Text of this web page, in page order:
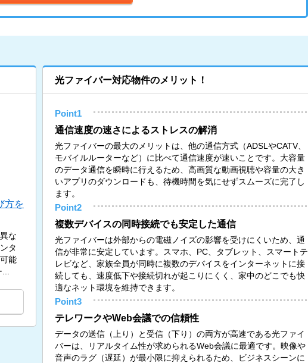
方を
な
タ
能
光ファイバー対応物件のメリット！
Point1
通信速度の速さによるストレスの解消
光ファイバーの最大のメリットは、他の通信方式（ADSLやCATV、
モバイルルーターなど）に比べて通信速度が速いことです。大容量
のデータ通信を瞬時に行えるため、高画質な動画視聴や容量の大き
いアプリのダウンロードも、待機時間を気にせずスムーズに完了し
ます。
Point2
複数デバイスの同時接続でも安定した通信
光ファイバーは外部からの電磁ノイズの影響を受けにくいため、通
信が非常に安定しています。スマホ、PC、タブレット、スマートテ
レビなど、家族全員が同時に複数のデバイスをインターネットに接
続しても、速度低下や接続切れが起こりにくく、家中のどこでも快
適なネット環境を維持できます。
Point3
テレワークやWeb会議での信頼性
データの送信（上り）と受信（下り）の両方が高速である光ファイ
バーは、リアルタイム性が求められるWeb会議に最適です。映像や
音声のラグ（遅延）が最小限に抑えられるため、ビジネスシーンに